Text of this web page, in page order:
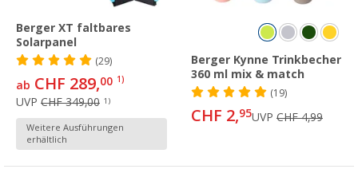
Berger XT faltbares
Solarpanel
(29)
ab CHF 289,00 1)
UVP CHF 349,00 1)
Weitere Ausführungen
erhältlich
Berger Kynne Trinkbecher
360 ml mix & match
(19)
CHF 2,95UVP CHF 4,99